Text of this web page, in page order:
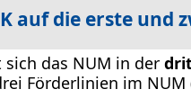
auf die erste und
das NUM in der
Förderlinien im